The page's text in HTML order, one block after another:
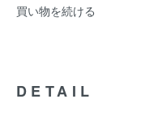
買い物を続ける
DETAIL